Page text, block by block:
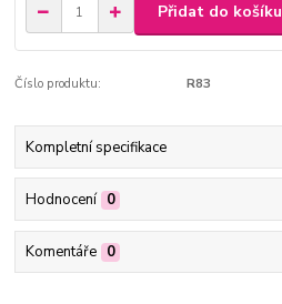
Přidat do košíku
Číslo produktu: R83
Kompletní specifikace
Hodnocení 0
Komentáře 0